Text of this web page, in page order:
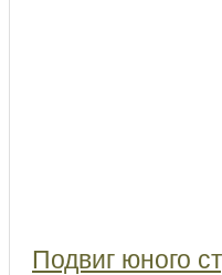
Подвиг юного